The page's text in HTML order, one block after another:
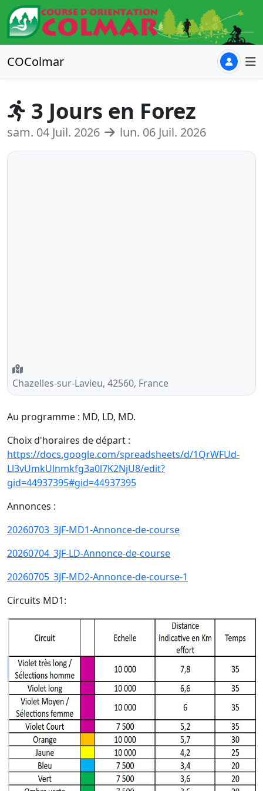
COColmar
3 Jours en Forez
sam. 04 Juil. 2026 lun. 06 Juil. 2026
Chazelles-sur-Lavieu, 42560, France
Au programme : MD, LD, MD.
Choix d'horaires de départ :
https://docs.google.com/spreadsheets/d/1QrWFUd-
Ll3vUmkUlnmkfg3a0l7K2NjU8/edit?
gid=44937395#gid=44937395
Annonces :
20260703_3JF-MD1-Annonce-de-course
20260704_3JF-LD-Annonce-de-course
20260705_3JF-MD2-Annonce-de-course-1
Circuits MD1: